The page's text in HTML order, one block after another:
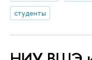
студенты